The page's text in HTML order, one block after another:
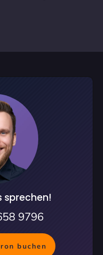
sprechen!
9796
buchen